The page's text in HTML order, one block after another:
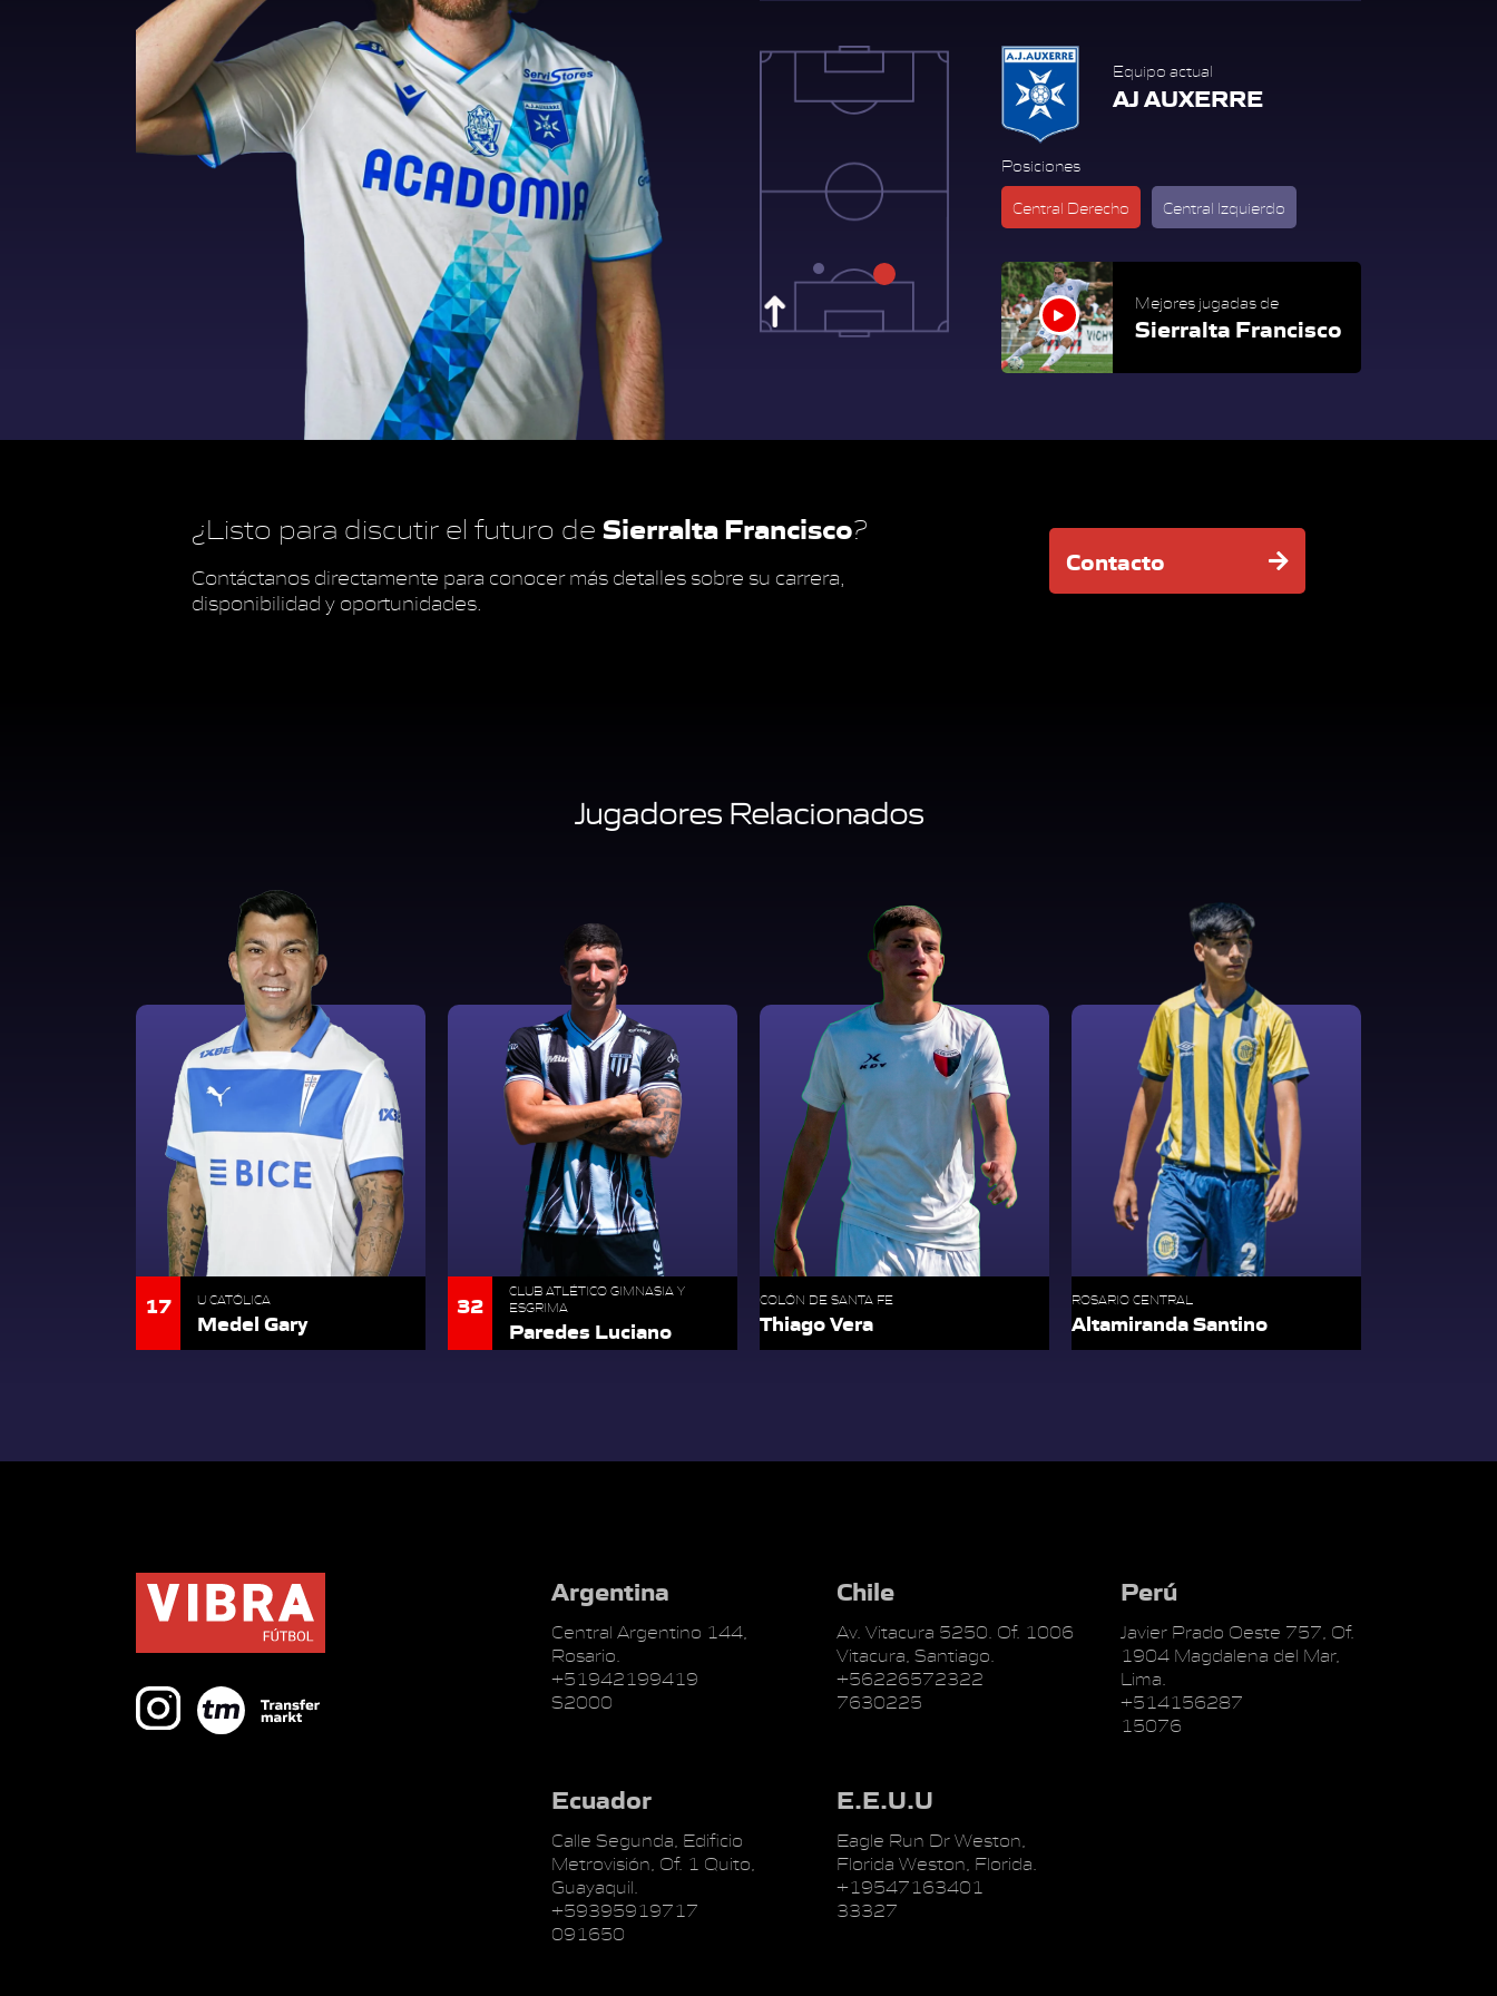
Equipo actual
AJ AUXERRE
Posiciones
Central Derecho Central Izquierdo
Mejores jugadas de
Sierralta Francisco
¿Listo para discutir el futuro de Sierralta Francisco?
Contáctanos directamente para conocer más detalles sobre su carrera,
disponibilidad y oportunidades.
Contacto
Jugadores Relacionados
17 U CATÓLICA
Medel Gary
32
CLUB ATLÉTICO GIMNASIA Y
ESGRIMA
Paredes Luciano
COLÓN DE SANTA FE
Thiago Vera
ROSARIO CENTRAL
Altamiranda Santino
Argentina
Central Argentino 144,
Rosario.
+51942199419
S2000
Chile
Av. Vitacura 5250. Of. 1006
Vitacura, Santiago.
+56226572322
7630225
Perú
Javier Prado Oeste 757, Of.
1904 Magdalena del Mar,
Lima.
+514156287
15076
Ecuador
Calle Segunda, Edificio
Metrovisión, Of. 1 Quito,
Guayaquil.
+59395919717
091650
E.E.U.U
Eagle Run Dr Weston,
Florida Weston, Florida.
+19547163401
33327